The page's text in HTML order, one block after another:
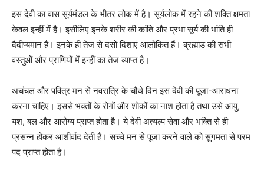
इस देवी का वास सूर्यमंडल के भीतर लोक में है। सूर्यलोक में रहने की शक्ति क्षमता
केवल इन्हीं में है। इसीलिए इनके शरीर की कांति और प्रभा सूर्य की भांति ही
दैदीप्यमान है। इनके ही तेज से दसों दिशाएं आलोकित हैं। ब्रह्मांड की सभी
वस्तुओं और प्राणियों में इन्हीं का तेज व्याप्त है।
अचंचल और पवित्र मन से नवरात्रि के चौथे दिन इस देवी की पूजा-आराधना
करना चाहिए। इससे भक्तों के रोगों और शोकों का नाश होता है तथा उसे आयु,
यश, बल और आरोग्य प्राप्त होता है। ये देवी अत्यल्प सेवा और भक्ति से ही
प्रसन्न होकर आशीर्वाद देती हैं। सच्चे मन से पूजा करने वाले को सुगमता से परम
पद प्राप्त होता है।